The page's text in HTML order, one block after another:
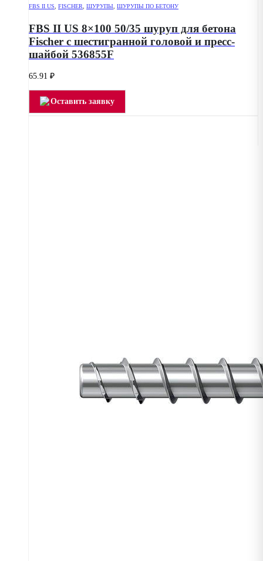
FBS II US FISCHER ШУРУПЫ ШУРУПЫ ПО БЕТОНУ
FBS II US 8×100 50/35 шуруп для бетона
Fischer с шестигранной головой и пресс-
шайбой 536855F
65.91 ₽
Оставить заявку